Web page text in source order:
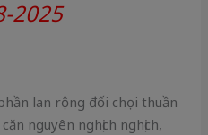
2025
lan rộng đối chọi thuần
nguyên nghịch nghịch,